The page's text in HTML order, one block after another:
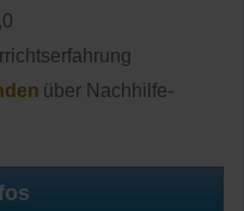
über Nachhilfe-